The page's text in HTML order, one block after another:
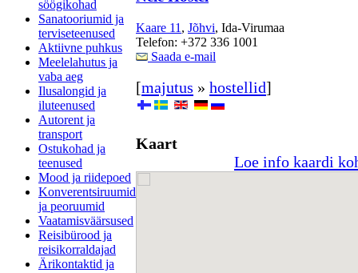
söögikohad
Sanatooriumid ja
terviseteenused
Aktiivne puhkus
Meelelahutus ja
vaba aeg
Ilusalongid ja
iluteenused
Autorent ja
transport
Ostukohad ja
teenused
Mood ja riidepoed
Konverentsiruumid
ja peoruumid
Vaatamisväärsused
Reisibürood ja
reisikorraldajad
Ärikontaktid ja
Kaare 11 , Jõhvi, Ida-Virumaa
Telefon: +372 336 1001
Saada e-mail
[majutus » hostellid]
Kaart
Loe info kaardi